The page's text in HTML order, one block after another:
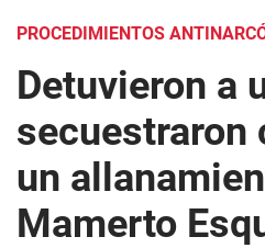
PROCEDIMIENTOS
Detuvieron a
secuestraron
un
Mamerto